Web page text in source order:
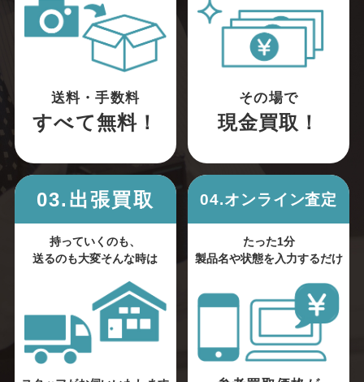
送料・手数料
すべて無料！
その場で
現金買取！
03.出張買取
持っていくのも、
送るのも大変そんな時は
04.オンライン査定
たった1分
製品名や状態を入力するだけ